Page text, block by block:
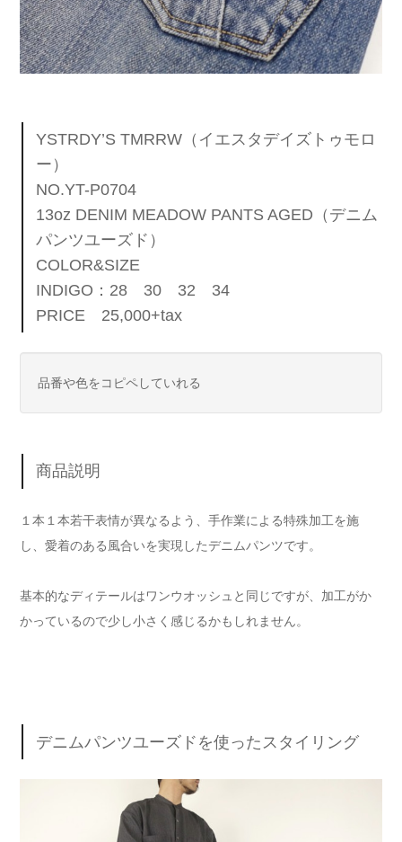
YSTRDY’S TMRRW（イエスタデイズトゥモロ
ー）
NO.YT-P0704
13oz DENIM MEADOW PANTS AGED（デニム
パンツユーズド）
COLOR&SIZE
INDIGO：28 30 32 34
PRICE 25,000+tax
品番や色をコピペしていれる
商品説明
１本１本若干表情が異なるよう、手作業による特殊加工を施
し、愛着のある風合いを実現したデニムパンツです。
基本的なディテールはワンウオッシュと同じですが、加工がか
かっているので少し小さく感じるかもしれません。
デニムパンツユーズドを使ったスタイリング